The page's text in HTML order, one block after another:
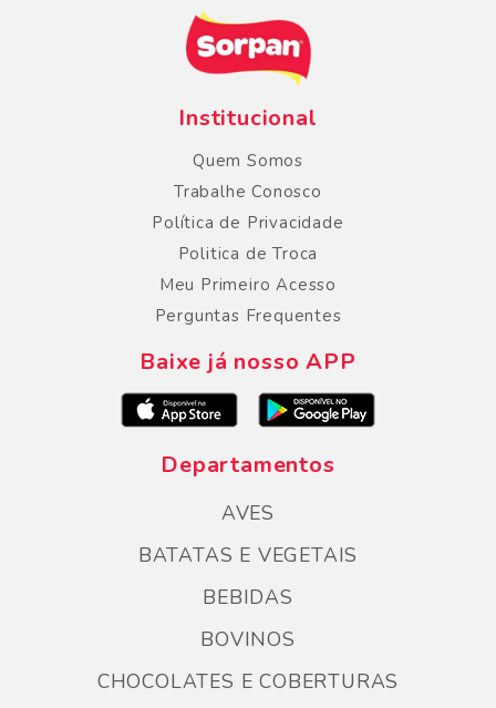
Institucional
Quem Somos
Trabalhe Conosco
Política de Privacidade
Politica de Troca
Meu Primeiro Acesso
Perguntas Frequentes
Baixe já nosso APP
Departamentos
AVES
BATATAS E VEGETAIS
BEBIDAS
BOVINOS
CHOCOLATES E COBERTURAS